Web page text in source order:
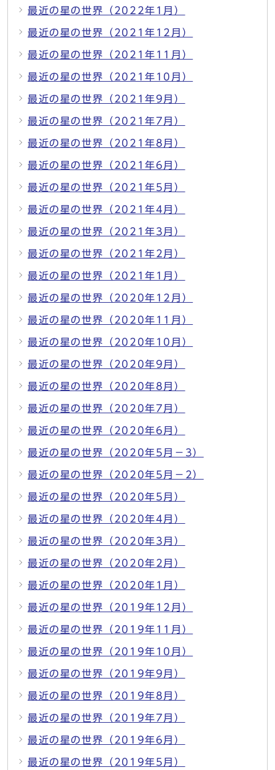
最近の星の世界（2022年1月）
最近の星の世界（2021年12月）
最近の星の世界（2021年11月）
最近の星の世界（2021年10月）
最近の星の世界（2021年9月）
最近の星の世界（2021年7月）
最近の星の世界（2021年8月）
最近の星の世界（2021年6月）
最近の星の世界（2021年5月）
最近の星の世界（2021年4月）
最近の星の世界（2021年3月）
最近の星の世界（2021年2月）
最近の星の世界（2021年1月）
最近の星の世界（2020年12月）
最近の星の世界（2020年11月）
最近の星の世界（2020年10月）
最近の星の世界（2020年9月）
最近の星の世界（2020年8月）
最近の星の世界（2020年7月）
最近の星の世界（2020年6月）
最近の星の世界（2020年5月－3）
最近の星の世界（2020年5月－2）
最近の星の世界（2020年5月）
最近の星の世界（2020年4月）
最近の星の世界（2020年3月）
最近の星の世界（2020年2月）
最近の星の世界（2020年1月）
最近の星の世界（2019年12月）
最近の星の世界（2019年11月）
最近の星の世界（2019年10月）
最近の星の世界（2019年9月）
最近の星の世界（2019年8月）
最近の星の世界（2019年7月）
最近の星の世界（2019年6月）
最近の星の世界（2019年5月）